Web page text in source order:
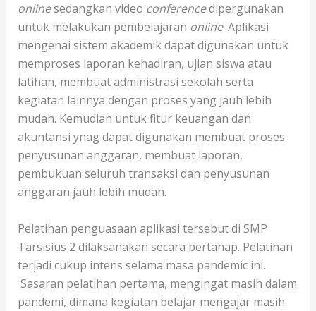
onlinesedangkan video conferencedipergunakan
untuk melakukan pembelajaran online. Aplikasi
mengenai sistem akademik dapat digunakan untuk
memproses laporan kehadiran, ujian siswa atau
latihan, membuat administrasi sekolah serta
kegiatan lainnya dengan proses yang jauh lebih
mudah. Kemudian untuk fitur keuangan dan
akuntansi ynag dapat digunakan membuat proses
penyusunan anggaran, membuat laporan,
pembukuan seluruh transaksi dan penyusunan
anggaran jauh lebih mudah.
Pelatihan penguasaan aplikasi tersebut di SMP
Tarsisius 2 dilaksanakan secara bertahap. Pelatihan
terjadi cukup intens selama masa pandemic ini.
Sasaran pelatihan pertama, mengingat masih dalam
pandemi, dimana kegiatan belajar mengajar masih